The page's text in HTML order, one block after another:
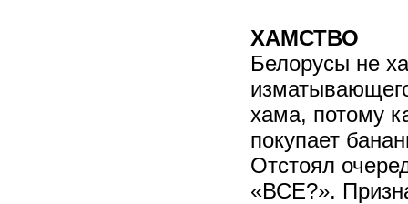
ХАМСТВО
Белорусы не
хама, потому
покупает
Отстоял
«ВСЕ?».